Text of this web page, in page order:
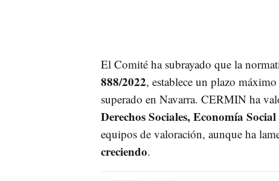
El Comité ha subrayado que la
888/2022, establece un plazo
superado en Navarra. CERMIN ha
Derechos Sociales, Economía
equipos de valoración, aunque ha
creciendo.